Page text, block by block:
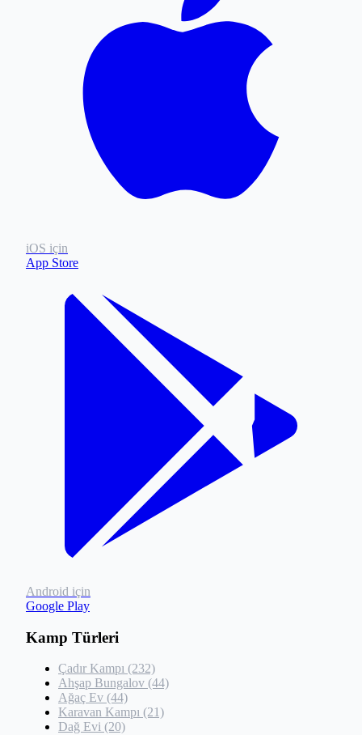
iOS için
App Store
Android için
Google Play
Kamp Türleri
Çadır Kampı (232)
Ahşap Bungalov (44)
Ağaç Ev (44)
Karavan Kampı (21)
Dağ Evi (20)